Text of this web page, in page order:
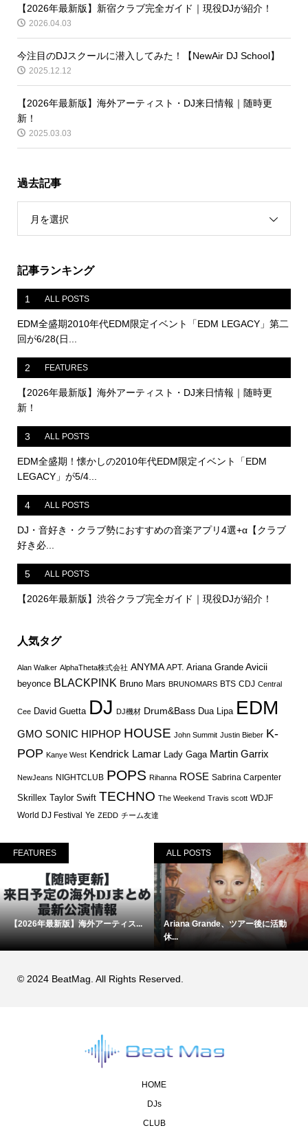
【2026年最新版】新宿クラブ完全ガイド｜現役DJが紹介！
2026.04.03
今注目のDJスクールに潜入してみた！【NewAir DJ School】
2025.12.12
【2026年最新版】海外アーティスト・DJ来日情報｜随時更
新！
2025.03.03
過去記事
月を選択
記事ランキング
1 ALL POSTS
EDM全盛期2010年代EDM限定イベント「EDM LEGACY」第二
回が6/28(日...
2 FEATURES
【2026年最新版】海外アーティスト・DJ来日情報｜随時更
新！
3 ALL POSTS
EDM全盛期！懐かしの2010年代EDM限定イベント「EDM
LEGACY」が5/4...
4 ALL POSTS
DJ・音好き・クラブ勢におすすめの音楽アプリ4選+α【クラブ
好き必...
5 ALL POSTS
【2026年最新版】渋谷クラブ完全ガイド｜現役DJが紹介！
人気タグ
Alan Walker AlphaTheta株式会社 ANYMA APT. Ariana Grande Avicii
beyonce BLACKPINK Bruno Mars BRUNOMARS BTS CDJ Central
Cee David Guetta DJ DJ機材 Drum&Bass Dua Lipa EDM
GMO SONIC HIPHOP HOUSE John Summit Justin Bieber K-
POP Kanye West Kendrick Lamar Lady Gaga Martin Garrix
NewJeans NIGHTCLUB POPS Rihanna ROSE Sabrina Carpenter
Skrillex Taylor Swift TECHNO The Weekend Travis scott WDJF
World DJ Festival
Ye ZEDD チーム友達
FEATURES
【2026年最新版】海外アーティス...
ALL POSTS
Ariana Grande、ツアー後に活動
休...
© 2024 BeatMag. All Rights Reserved.
HOME
DJs
CLUB